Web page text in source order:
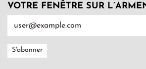
VOTRE FENÊTRE SUR